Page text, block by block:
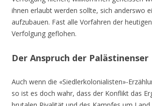
ihnen erlaubt werden sollte, sich anderswo
aufzubauen. Fast alle Vorfahren der
Verfolgung geflohen.
Der Anspruch der Palästinenser
Auch wenn die «Siedlerkolonialisten»-
so ist es doch wahr, dass der Konflikt das